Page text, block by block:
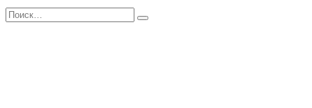
Перейти
к
Search
for: